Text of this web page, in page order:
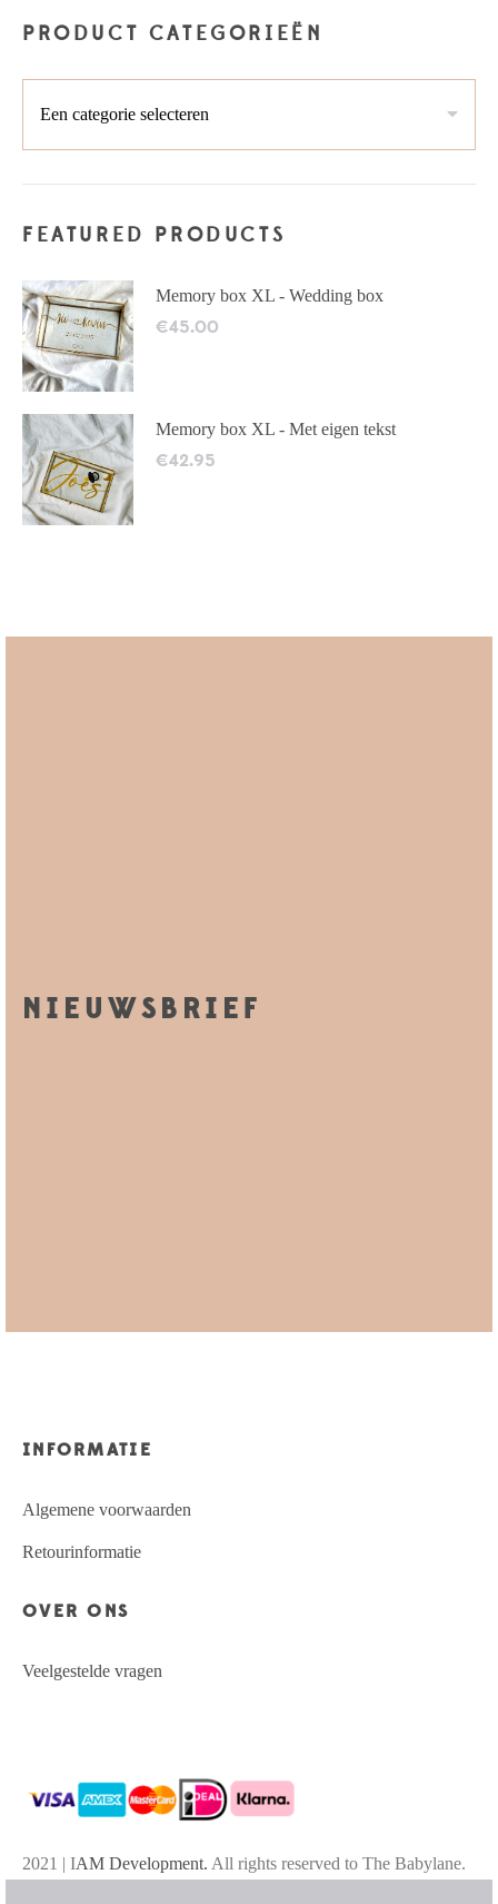
PRODUCT CATEGORIEËN
FEATURED PRODUCTS
Memory box XL - Wedding box
€45.00
Memory box XL - Met eigen tekst
€42.95
NIEUWSBRIEF
INFORMATIE
Algemene voorwaarden
Retourinformatie
OVER ONS
Veelgestelde vragen
2021 | IAM Development. All rights reserved to The Babylane.